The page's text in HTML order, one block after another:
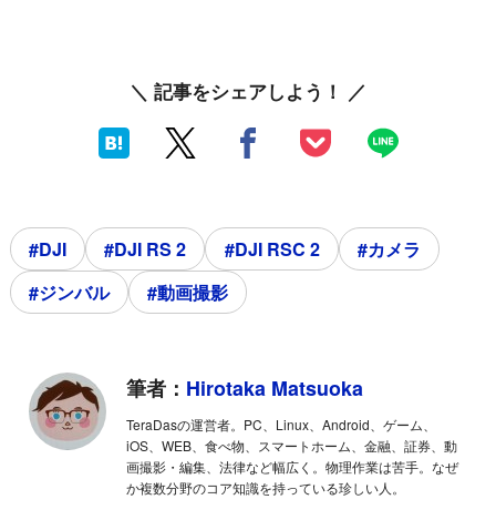
＼ 記事をシェアしよう！ ／
#DJI #DJI RS 2 #DJI RSC 2
#カメラ
#ジンバル
#動画撮影
筆者： Hirotaka Matsuoka
TeraDasの運営者。PC、Linux、Android、ゲーム、
iOS、WEB、食べ物、スマートホーム、金融、証券、動
画撮影・編集、法律など幅広く。物理作業は苦手。なぜ
か複数分野のコア知識を持っている珍しい人。